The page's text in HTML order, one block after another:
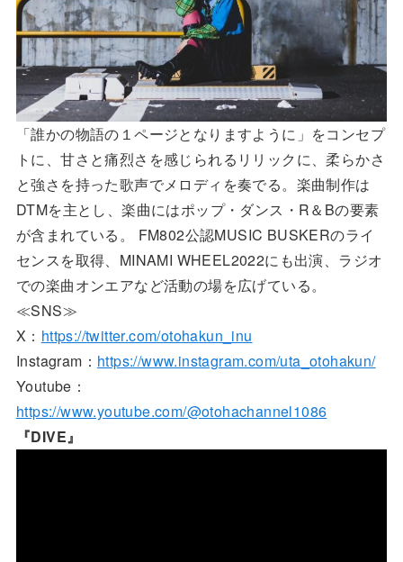
「誰かの物語の１ページとなりますように」をコンセプ
トに、甘さと痛烈さを感じられるリリックに、柔らかさ
と強さを持った歌声でメロディを奏でる。楽曲制作は
DTMを主とし、楽曲にはポップ・ダンス・R＆Bの要素
が含まれている。 FM802公認MUSIC BUSKERのライ
センスを取得、MINAMI WHEEL2022にも出演、ラジオ
での楽曲オンエアなど活動の場を広げている。
≪SNS≫
X： https://twitter.com/otohakun_inu
Instagram： https://www.instagram.com/uta_otohakun/
Youtube：
https://www.youtube.com/@otohachannel1086
『DIVE』